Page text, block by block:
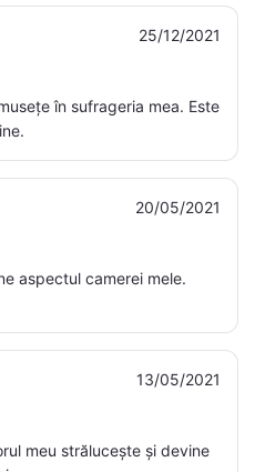
25/12/2021
în sufrageria mea. Este
20/05/2021
aspectul camerei mele.
13/05/2021
meu strălucește și devine